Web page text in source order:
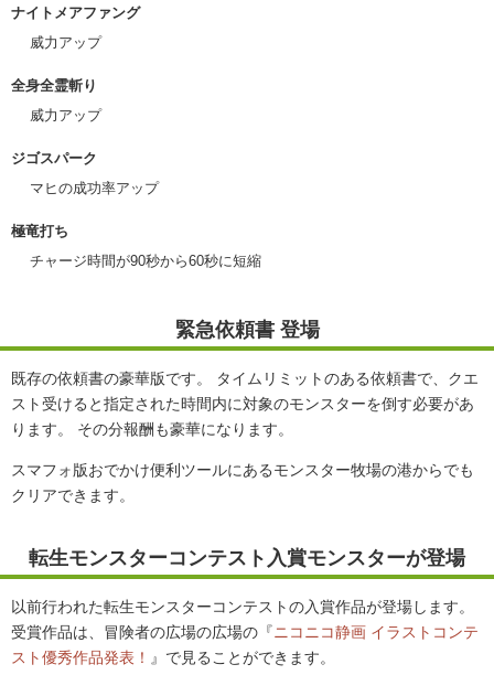
ナイトメアファング
威力アップ
全身全霊斬り
威力アップ
ジゴスパーク
マヒの成功率アップ
極竜打ち
チャージ時間が90秒から60秒に短縮
緊急依頼書 登場
既存の依頼書の豪華版です。 タイムリミットのある依頼書で、クエ
スト受けると指定された時間内に対象のモンスターを倒す必要があ
ります。 その分報酬も豪華になります。
スマフォ版おでかけ便利ツールにあるモンスター牧場の港からでも
クリアできます。
転生モンスターコンテスト入賞モンスターが登場
以前行われた転生モンスターコンテストの入賞作品が登場します。
受賞作品は、冒険者の広場の広場の『ニコニコ静画 イラストコンテ
スト優秀作品発表！ 』で見ることができます。